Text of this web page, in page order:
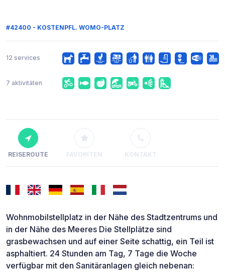
#42400 - KOSTENPFL. WOMO-PLATZ
12 services
7 aktivitäten
REISEROUTE FAVORITEN KONTAKT
Wohnmobilstellplatz in der Nähe des Stadtzentrums und
in der Nähe des Meeres Die Stellplätze sind
grasbewachsen und auf einer Seite schattig, ein Teil ist
asphaltiert. 24 Stunden am Tag, 7 Tage die Woche
verfügbar mit den Sanitäranlagen gleich nebenan: